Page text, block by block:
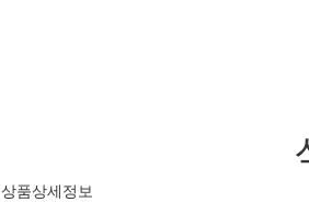
상품상세정보